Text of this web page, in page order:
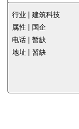
地 产
快速搜索
行业 | 建筑科技
属性 | 国企
电话 | 暂缺
地址 | 暂缺